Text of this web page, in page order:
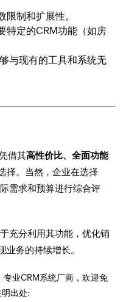
限制和扩展性。
特定的CRM功能（如房
与现有的工具和系统无
借其高性价比、全面功能
择。当然，企业在选择
需求和预算进行综合评
充分利用其功能，优化销
业务的持续增长。
业CRM系统厂商，欢迎免
明出处: